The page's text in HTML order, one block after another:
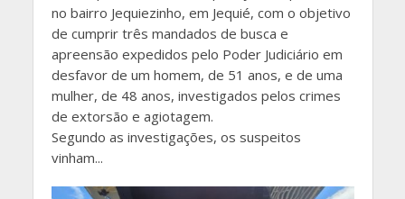
no bairro Jequiezinho, em Jequié, com o objetivo
de cumprir três mandados de busca e
apreensão expedidos pelo Poder Judiciário em
desfavor de um homem, de 51 anos, e de uma
mulher, de 48 anos, investigados pelos crimes
de extorsão e agiotagem.
Segundo as investigações, os suspeitos
vinham...